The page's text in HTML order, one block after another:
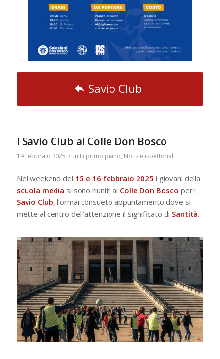
Savio Club
I Savio Club al Colle Don Bosco
19 Febbraio 2025 / in In primo piano, Notizie ispettoriali
Nel weekend del 15 e 16 febbraio 2025 i giovani della
scuola media si sono riuniti al Colle Don Bosco per i
Savio Club, l’ormai consueto appuntamento dove si
mette al centro dell’attenzione il significato di Santità.